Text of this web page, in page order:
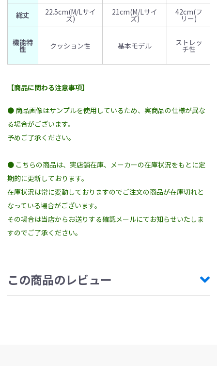
総丈 22.5cm(M/Lサイ
ズ)
21cm(M/Lサイ
ズ)
42cm(フ
リー)
機能特
性 クッション性 基本モデル ストレッ
チ性
【商品に関わる注意事項】
● 商品画像はサンプルを使用しているため、実商品の仕様が異な
る場合がございます。
予めご了承ください。
● こちらの商品は、実店舗在庫、メーカーの在庫状況をもとに定
期的に更新しております。
在庫状況は常に変動しておりますのでご注文の商品が在庫切れと
なっている場合がございます。
その場合は当店からお送りする確認メールにてお知らせいたしま
すのでご了承ください。
この商品のレビュー